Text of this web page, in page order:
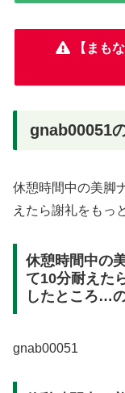
【まも
gnab00051
休憩時間中の美脚
えたら謝礼をもっ
休憩時間中の
て10分耐えた
したところ…
gnab00051